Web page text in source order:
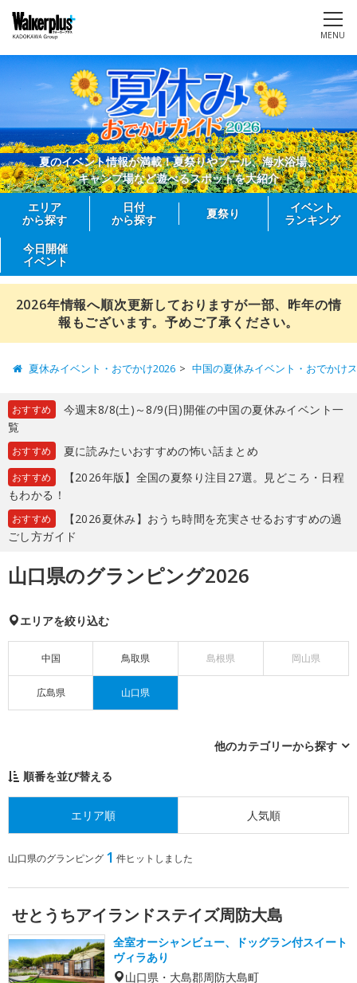
MENU
夏のイベント情報が満載！夏祭りやプール、海水浴場、
キャンプ場など遊べるスポットを大紹介
エリア
から探す
日付
から探す
夏祭り
イベント
ランキング
今日開催
イベント
2026年情報へ順次更新しておりますが一部、昨年の情
報もございます。予めご了承ください。
夏休みイベント・おでかけ2026 中国の夏休みイベント・おでかけ
おすすめ
今週末8/8(土)～8/9(日)開催の中国の夏休みイベント一
覧
おすすめ 夏に読みたいおすすめの怖い話まとめ
おすすめ
【2026年版】全国の夏祭り注目27選。見どころ・日程
もわかる！
おすすめ
【2026夏休み】おうち時間を充実させるおすすめの過
ごし方ガイド
山口県のグランピング2026
エリアを絞り込む
中国 鳥取県 島根県 岡山県
広島県 山口県
他のカテゴリーから探す
順番を並び替える
エリア順 人気順
山口県のグランピング 1 件ヒットしました
せとうちアイランドステイズ周防大島
全室オーシャンビュー、ドッグラン付スイート
ヴィラあり
山口県・大島郡周防大島町